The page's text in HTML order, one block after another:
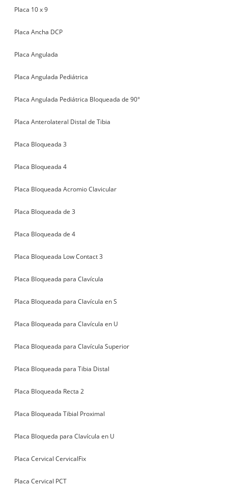
Placa 10 x 9
Placa Ancha DCP
Placa Angulada
Placa Angulada Pediátrica
Placa Angulada Pediátrica Bloqueada de 90°
Placa Anterolateral Distal de Tibia
Placa Bloqueada 3
Placa Bloqueada 4
Placa Bloqueada Acromio Clavicular
Placa Bloqueada de 3
Placa Bloqueada de 4
Placa Bloqueada Low Contact 3
Placa Bloqueada para Clavícula
Placa Bloqueada para Clavícula en S
Placa Bloqueada para Clavícula en U
Placa Bloqueada para Clavícula Superior
Placa Bloqueada para Tibia Distal
Placa Bloqueada Recta 2
Placa Bloqueada Tibial Proximal
Placa Bloqueda para Clavícula en U
Placa Cervical CervicalFix
Placa Cervical PCT